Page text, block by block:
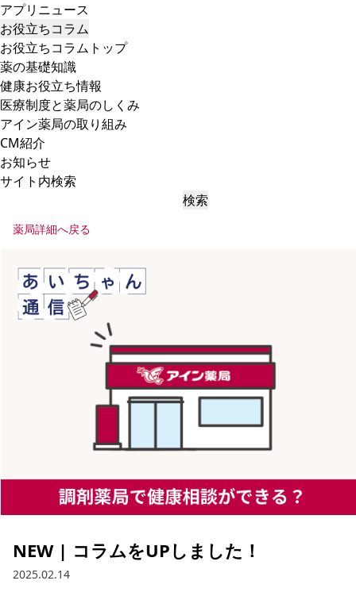
アプリニュース
お役立ちコラム
お役立ちコラムトップ
薬の基礎知識
健康お役立ち情報
医療制度と薬局のしくみ
アイン薬局の取り組み
CM紹介
お知らせ
サイト内検索
検索
薬局詳細へ戻る
NEW | コラムをUPしました！
2025.02.14